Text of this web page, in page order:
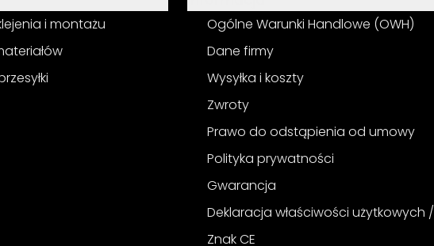
i montażu
Ogólne Warunki Handlowe (OWH)
Dane firmy
Wysyłka i koszty
Zwroty
Prawo do odstąpienia od umowy
Polityka prywatności
Gwarancja
Deklaracja właściwości użytkowych /
Znak CE